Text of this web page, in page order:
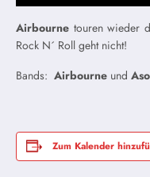
Airbourne touren wieder
Rock N´ Roll geht nicht!
Bands: Airbourne und
Zum Kalender